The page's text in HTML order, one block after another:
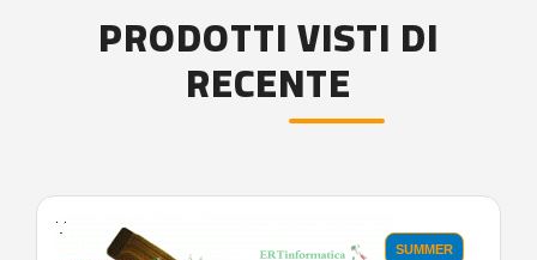
PRODOTTI VISTI DI
RECENTE
'.'
SUMMER